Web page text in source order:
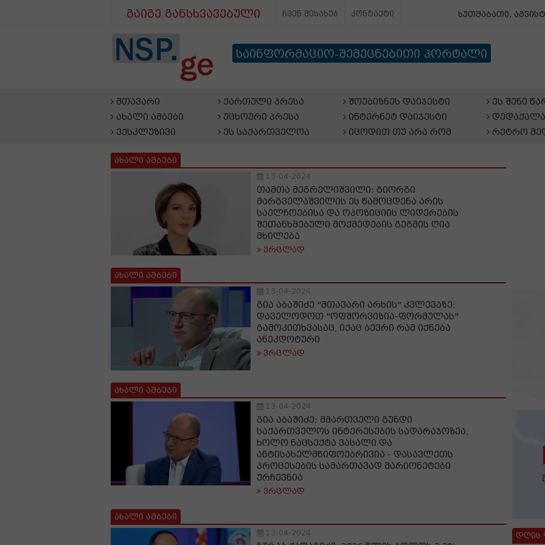
გაიგე განსხვავებული ჩვენ შესახებ კონტაქტი ხუთშაბათი,
საინფორმაციო-შემეცნებითი პორტალი
მთავარი
ახალი ამბები
ექსკლუზივი
ქართული პრესა
უცხოური პრესა
ეს საქართველოა
შოუბიზნეს დაიჯესტი
ინტერნეტ დაიჯესტი
იცოდით თუ არა რომ
ეს შენი
რეტრო
ახალი ამბები
13-04-2024
თამთა მეგრელიშვილი: გიორგი
მარგველაშვილის ეს წამოცდენა არის
საელჩოებისა და ოპოზიციის ლიდერების
შეთანხმებული მოქმედების გეგმის ღია
მხილება
ვრცლად
ახალი ამბები
13-04-2024
გია აბაშიძე "მთავარი არხის" კვლევაზე:
დაველოდოთ "ოფშორვიზია-ფორმულას"
გამოკითხვასაც, იქაც ბევრი რამ იქნება
ანეკდოტური
ვრცლად
ახალი ამბები
13-04-2024
გია აბაშიძე: მმართველი გუნდი
საქართველოს ინტერესების სადარაჯოზეა,
ხოლო ნაცსექტა ვასალი და
ანტისახელმწიფოებრივია - დასავლეთს
პროცესების სამართავად მარიონეტები
ურჩევნია
ვრცლად
ახალი ამბები
13-04-2024 დღის